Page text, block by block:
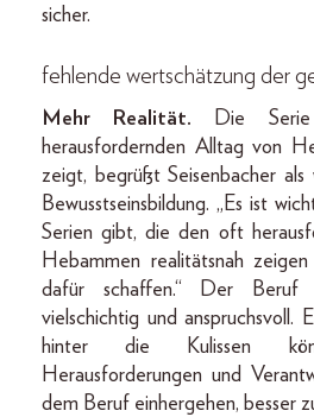
sicher.
fehlende wertschätzung der
Mehr Realität. Die Serie
herausfordernden Alltag von
zeigt, begrüßt Seisenbacher
Bewusstseinsbildung. „Es ist
Serien gibt, die den oft
Hebammen realitätsnah
dafür schaffen.“ Der
vielschichtig und anspruchsvoll.
hinter die Kulissen
Herausforderungen und
dem Beruf einhergehen, besser